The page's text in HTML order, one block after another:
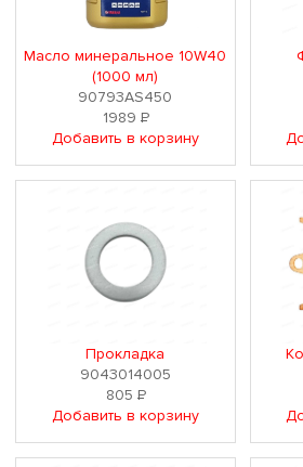
Масло минеральное 10W40
(1000 мл)
90793AS450
1989Р
Добавить в корзину
Прокладка
9043014005
805Р
Добавить в корзину